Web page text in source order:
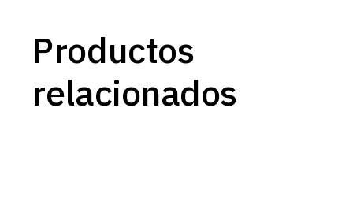
Productos
relacionados